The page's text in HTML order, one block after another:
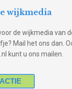
wijkmedia
de wijkmedia van
Mail het ons dan.
kunt u ons mailen.